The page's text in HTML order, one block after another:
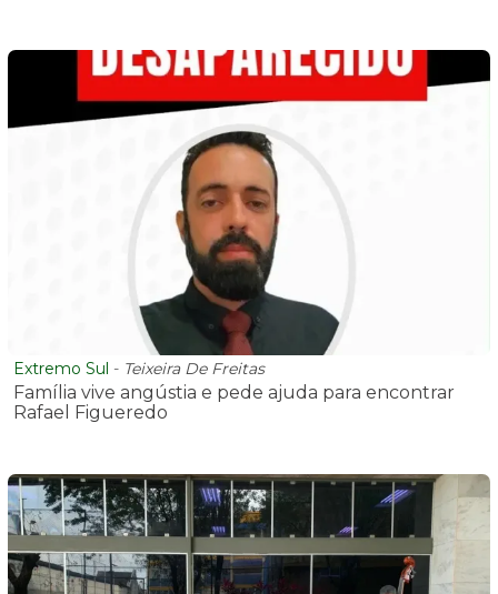
Extremo Sul - Teixeira De Freitas
Família vive angústia e pede ajuda para encontrar
Rafael Figueredo